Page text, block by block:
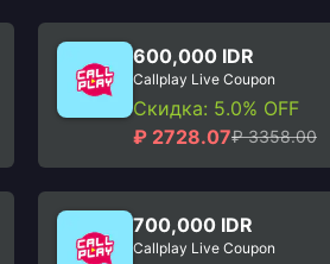
600,000 IDR
Callplay Live Coupon
Скидка: 5.0% OFF
₽ 2728.07₽ 3358.00
700,000 IDR
Callplay Live Coupon